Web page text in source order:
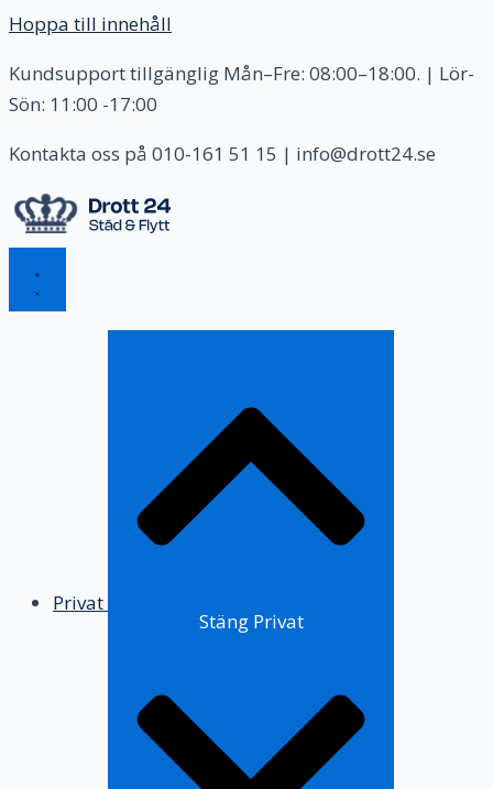
Hoppa till innehåll
Kundsupport tillgänglig Mån–Fre: 08:00–18:00. | Lör-
Sön: 11:00 -17:00
Kontakta oss på 010-161 51 15 | info@drott24.se
Privat
Stäng Privat